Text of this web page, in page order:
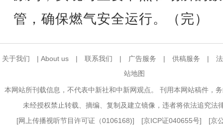
管，确保燃气安全运行。（完）
关于我们 | About us | 联系我们 | 广告服务 | 供稿服务 |
站地图
本网站所刊载信息，不代表中新社和中新网观点。 刊用本网站稿件，
未经授权禁止转载、摘编、复制及建立镜像，违者将依法追究法
[网上传播视听节目许可证（0106168)] [京ICP证040655号] [京